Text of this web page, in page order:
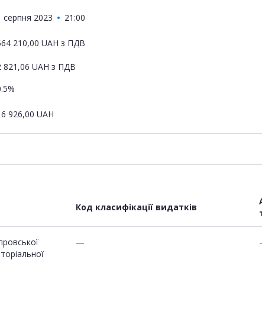
серпня 2023 21:00
210,00 UAH з ПДВ
821,06 UAH з ПДВ
926,00 UAH
Код класифікації видатків
—